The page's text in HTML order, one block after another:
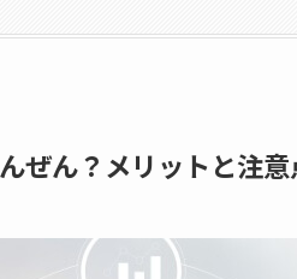
ぜん？メリットと注